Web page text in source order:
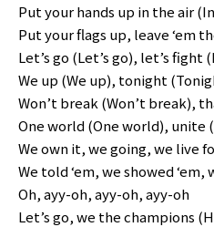
Put your hands up in the air
Put your flags up, leave ‘em
Let’s go (Let’s go), let’s fight
We up (We up), tonight
Won’t break (Won’t break),
One world (One world), unite
We own it, we going, we live
We told ‘em, we showed ‘em,
Oh, ayy-oh, ayy-oh, ayy-oh
Let’s go, we the champions